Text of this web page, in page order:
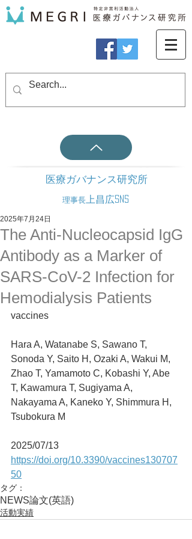
医療ガバナンス研究所
理事長 上昌広SNS
The Anti-Nucleocapsid IgG
Antibody as a Marker of
SARS-CoV-2 Infection for
Hemodialysis Patients
2025年7月24日
vaccines
Hara A, Watanabe S, Sawano T,
Sonoda Y, Saito H, Ozaki A, Wakui M,
Zhao T, Yamamoto C, Kobashi Y, Abe
T, Kawamura T, Sugiyama A,
Nakayama A, Kaneko Y, Shimmura H,
Tsubokura M
2025/07/13
https://doi.org/10.3390/vaccines130707
50
タグ：
NEWS論文(英語)
活動実績